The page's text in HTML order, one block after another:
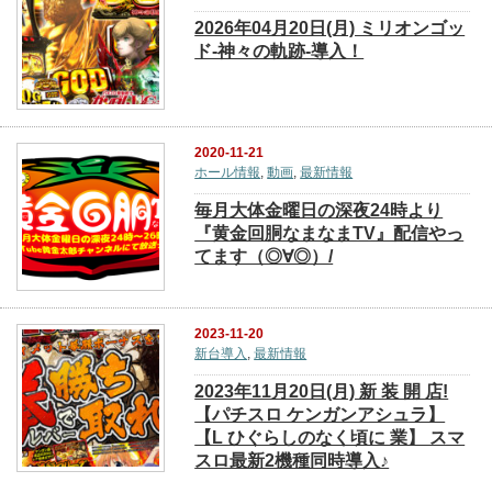
2026年04月20日(月) ミリオンゴッ
ド‐神々の軌跡‐導入！
2020-11-21
ホール情報 ,動画 ,最新情報
毎月大体金曜日の深夜24時より
『黄金回胴なまなまTV』配信やっ
てます（◎∀◎）/
2023-11-20
新台導入 ,最新情報
2023年11月20日(月) 新 装 開 店!
【パチスロ ケンガンアシュラ】
【L ひぐらしのなく頃に 業】 スマ
スロ最新2機種同時導入♪